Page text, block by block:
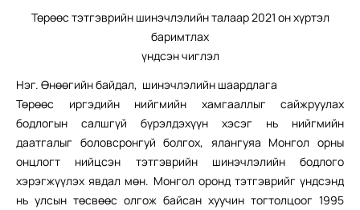
Төрөөс тэтгэврийн шинэчлэлийн талаар 2021 он хүртэл
баримтлах
үндсэн чиглэл
Нэг. Өнөөгийн байдал, шинэчлэлийн шаардлага
Төрөөс иргэдийн нийгмийн хамгааллыг сайжруулах
бодлогын салшгүй бүрэлдэхүүн хэсэг нь нийгмийн
даатгалыг боловсронгуй болгох, ялангуяа Монгол орны
онцлогт нийцсэн тэтгэврийн шинэчлэлийн бодлого
хэрэгжүүлэх явдал мөн. Монгол оронд тэтгэврийг үндсэнд
нь улсын төсвөөс олгож байсан хуучин тогтолцоог 1995